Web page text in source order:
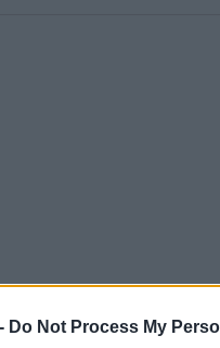
Do Not Process My